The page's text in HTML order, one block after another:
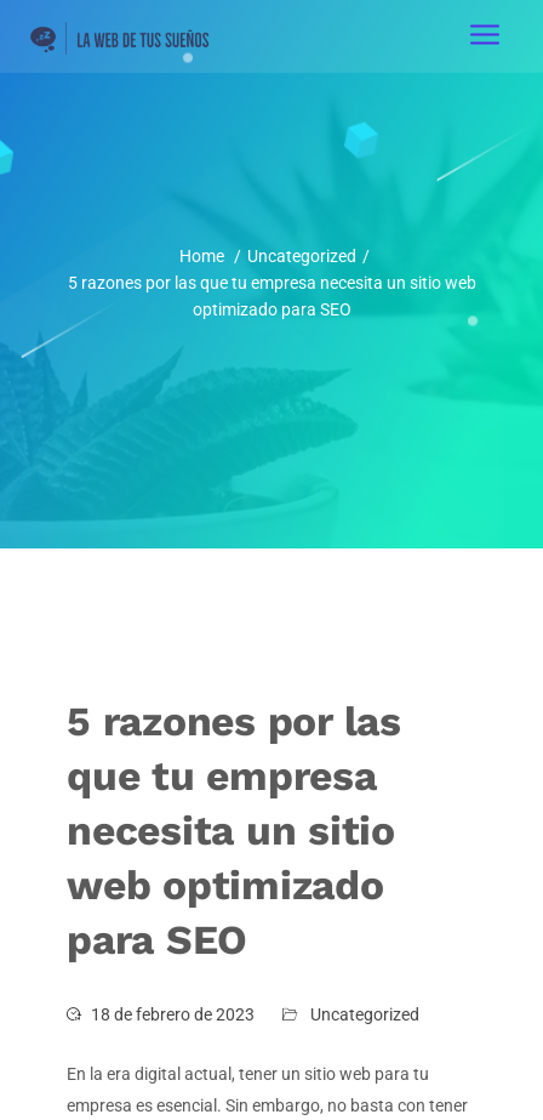
Home / Uncategorized /
5 razones por las que tu empresa necesita un sitio web
optimizado para SEO
5 razones por las
que tu empresa
necesita un sitio
web optimizado
para SEO
18 de febrero de 2023 Uncategorized
En la era digital actual, tener un sitio web para tu
empresa es esencial. Sin embargo, no basta con tener